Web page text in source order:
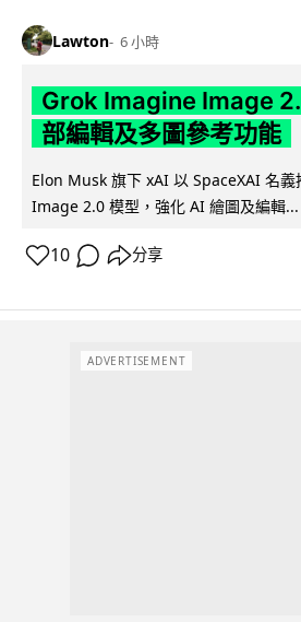
Lawton 6 小時
Grok Imagine Image
部編輯及多圖參考功能
Elon Musk 旗下 xAI 以 SpaceXAI 名
Image 2.0 模型，強化 AI 繪圖及編輯...
10 分享
ADVERTISEMENT